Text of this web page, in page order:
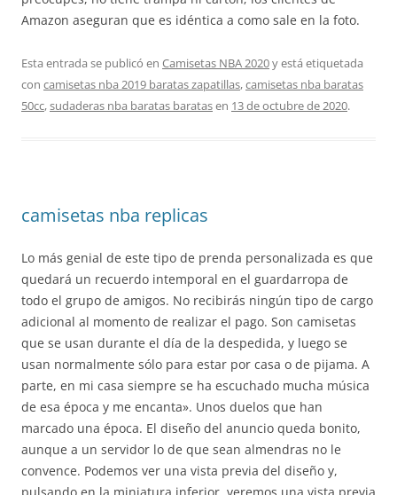
Amazon aseguran que es idéntica a como sale en la foto.
Esta entrada se publicó en Camisetas NBA 2020y está etiquetada
con camisetas nba 2019 baratas zapatillas,camisetas nba baratas
50cc,sudaderas nba baratas baratasen 13 de octubre de 2020.
camisetas nba replicas
Lo más genial de este tipo de prenda personalizada es que
quedará un recuerdo intemporal en el guardarropa de
todo el grupo de amigos. No recibirás ningún tipo de cargo
adicional al momento de realizar el pago. Son camisetas
que se usan durante el día de la despedida, y luego se
usan normalmente sólo para estar por casa o de pijama. A
parte, en mi casa siempre se ha escuchado mucha música
de esa época y me encanta». Unos duelos que han
marcado una época. El diseño del anuncio queda bonito,
aunque a un servidor lo de que sean almendras no le
convence. Podemos ver una vista previa del diseño y,